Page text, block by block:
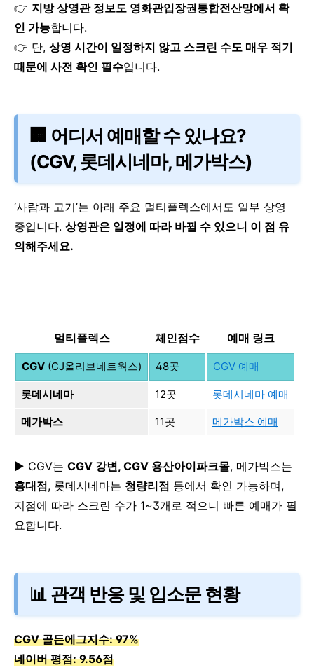
👉 지방 상영관 정보도 영화관입장권통합전산망에서 확
인 가능합니다.
👉 단, 상영 시간이 일정하지 않고 스크린 수도 매우 적기
때문에 사전 확인 필수입니다.
🏢 어디서 예매할 수 있나요?
(CGV, 롯데시네마, 메가박스)
‘사람과 고기’는 아래 주요 멀티플렉스에서도 일부 상영
중입니다. 상영관은 일정에 따라 바뀔 수 있으니 이 점 유
의해주세요.
멀티플렉스 체인점수 예매 링크
CGV (CJ올리브네트웍스) 48곳 CGV 예매
롯데시네마 12곳 롯데시네마 예매
메가박스 11곳 메가박스 예매
▶ CGV는 CGV 강변, CGV 용산아이파크몰, 메가박스는
홍대점, 롯데시네마는 청량리점 등에서 확인 가능하며,
지점에 따라 스크린 수가 1~3개로 적으니 빠른 예매가 필
요합니다.
📊 관객 반응 및 입소문 현황
CGV 골든에그지수: 97%
네이버 평점: 9.56점